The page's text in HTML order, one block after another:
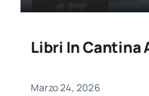
Libri In Cantina
Marzo 24, 2026